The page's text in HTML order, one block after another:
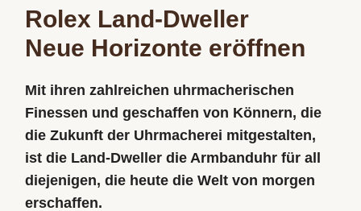
Rolex Land-Dweller
Neue Horizonte eröffnen
Mit ihren zahlreichen uhrmacherischen
Finessen und geschaffen von Könnern, die
die Zukunft der Uhrmacherei mitgestalten,
ist die Land-Dweller die Armbanduhr für all
diejenigen, die heute die Welt von morgen
erschaffen.